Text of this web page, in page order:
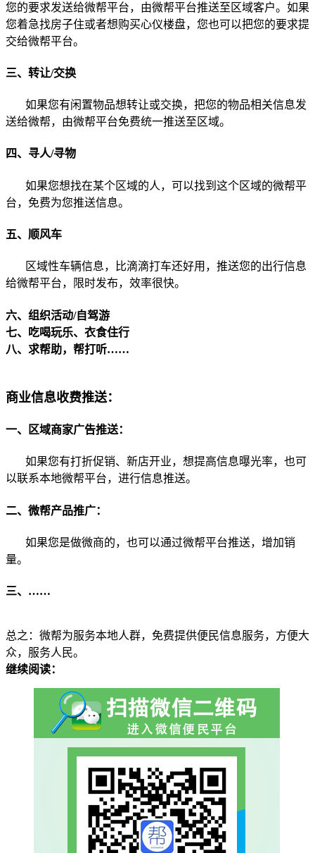
您的要求发送给微帮平台，由微帮平台推送至区域客户。如果
您着急找房子住或者想购买心仪楼盘，您也可以把您的要求提
交给微帮平台。
三、转让/交换
如果您有闲置物品想转让或交换，把您的物品相关信息发
送给微帮，由微帮平台免费统一推送至区域。
四、寻人/寻物
如果您想找在某个区域的人，可以找到这个区域的微帮平
台，免费为您推送信息。
五、顺风车
区域性车辆信息，比滴滴打车还好用，推送您的出行信息
给微帮平台，限时发布，效率很快。
六、组织活动/自驾游
七、吃喝玩乐、衣食住行
八、求帮助，帮打听……
商业信息收费推送：
一、区域商家广告推送：
如果您有打折促销、新店开业，想提高信息曝光率，也可
以联系本地微帮平台，进行信息推送。
二、微帮产品推广：
如果您是做微商的，也可以通过微帮平台推送，增加销
量。
三、……
总之：微帮为服务本地人群，免费提供便民信息服务，方便大
众，服务人民。
继续阅读：